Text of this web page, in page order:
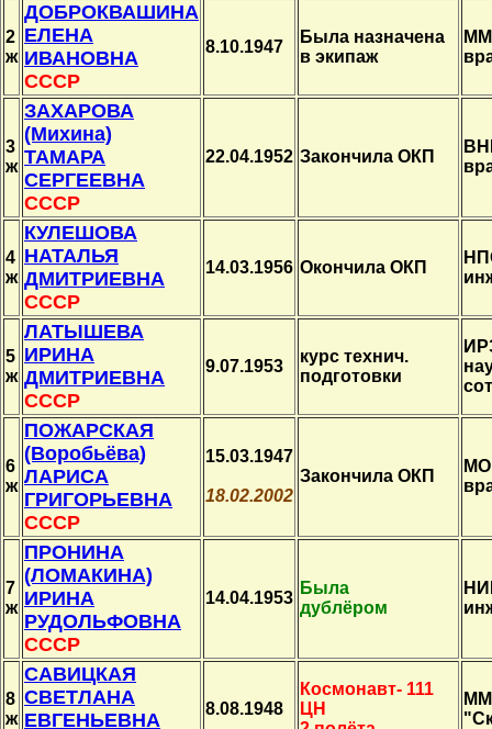
2
ж
ДОБРОКВАШИНА
ЕЛЕНА
ИВАНОВНА
СССР
8.10.1947
Была назначена
в экипаж
3
ж
ЗАХАРОВА
(Михина)
ТАМАРА
СЕРГЕЕВНА
СССР
22.04.1952 Закончила ОКП
4
ж
КУЛЕШОВА
НАТАЛЬЯ
ДМИТРИЕВНА
СССР
14.03.1956 Окончила ОКП
5
ж
ЛАТЫШЕВА
ИРИНА
ДМИТРИЕВНА
СССР
9.07.1953
курс технич.
подготовки
6
ж
ПОЖАРСКАЯ
(Воробьёва)
ЛАРИСА
ГРИГОРЬЕВНА
СССР
15.03.1947
18.02.2002
Закончила ОКП
7
ж
ПРОНИНА
(ЛОМАКИНА)
ИРИНА
РУДОЛЬФОВНА
СССР
14.04.1953
Была
дублёром
8
ж
САВИЦКАЯ
СВЕТЛАНА
ЕВГЕНЬЕВНА
8.08.1948
Космонавт- 111
ЦН